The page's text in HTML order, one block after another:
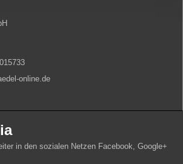
online.de
in den sozialen Netzen Facebook, Google+